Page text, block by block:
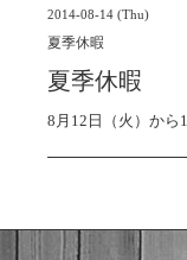
2014-08-14 (Thu)
夏季休暇
夏季休暇
8月12日（火）から